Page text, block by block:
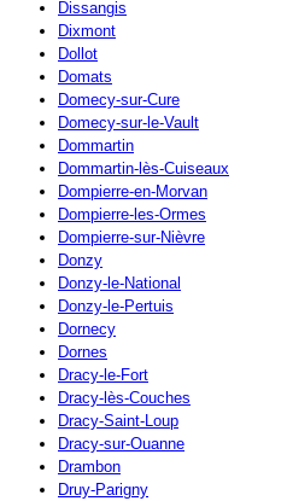
Dissangis
Dixmont
Dollot
Domats
Domecy-sur-Cure
Domecy-sur-le-Vault
Dommartin
Dommartin-lès-Cuiseaux
Dompierre-en-Morvan
Dompierre-les-Ormes
Dompierre-sur-Nièvre
Donzy
Donzy-le-National
Donzy-le-Pertuis
Dornecy
Dornes
Dracy-le-Fort
Dracy-lès-Couches
Dracy-Saint-Loup
Dracy-sur-Ouanne
Drambon
Druy-Parigny